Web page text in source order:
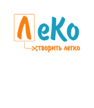
Наборы для
увлечения и
МАГАЗИН